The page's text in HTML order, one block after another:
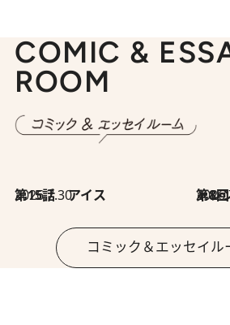
COMIC &
ROOM
2026.7.30
第15話 アイス 第8回「同人
コミック＆エッセイル